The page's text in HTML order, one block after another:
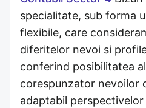
specialitate, sub forma
flexibile, care
diferitelor nevoi si
conferind posibilitatea
corespunzator nevoilor
adaptabil